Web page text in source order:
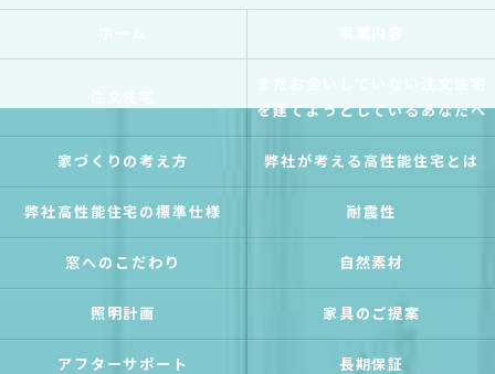
を建てようとしているあなたへ
家づくりの考え方 弊社が考える高性能住宅とは
弊社高性能住宅の標準仕様 耐震性
窓へのこだわり 自然素材
照明計画 家具のご提案
アフターサポート 長期保証